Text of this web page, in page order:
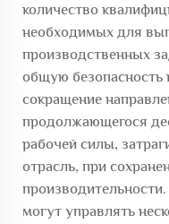
количество
необходимых для
производственных
общую безопасность
сокращение
продолжающегося
рабочей силы,
отрасль, при
могут управлять